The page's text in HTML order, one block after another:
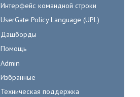
Интерфейс командной строки
UserGate Policy Language (UPL)
Дашборды
Помощь
Admin
Избранные
Техническая поддержка